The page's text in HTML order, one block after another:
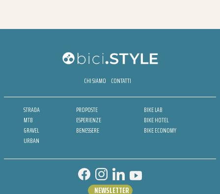
CHI SIAMO CONTATTI
STRADA
MTB
GRAVEL
URBAN
PROPOSTE
ESPERIENZE
BENESSERE
BIKE LAB
BIKE HOTEL
BIKE ECONOMY
NEWSLETTER